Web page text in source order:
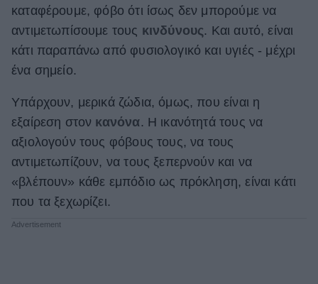
Αφιερώματα
Χωρίς Ταμπέλες
Women's Forum
καταφέρουμε, φόβο ότι ίσως δεν μπορούμε να
αντιμετωπίσουμε τους κινδύνους. Και αυτό, είναι
κάτι παραπάνω από φυσιολογικό και υγιές - μέχρι
ένα σημείο.
Υπάρχουν, μερικά ζώδια, όμως, που είναι η
εξαίρεση στον κανόνα. Η ικανότητά τους να
αξιολογούν τους φόβους τους, να τους
αντιμετωπίζουν, να τους ξεπερνούν και να
«βλέπουν» κάθε εμπόδιο ως πρόκληση, είναι κάτι
που τα ξεχωρίζει.